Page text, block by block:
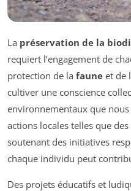
La préservation de la
requiert l’engagement de
protection de la faune et de
cultiver une conscience
environnementaux que
actions locales telles que des
soutenant des initiatives
chaque individu peut
Des projets éducatifs et